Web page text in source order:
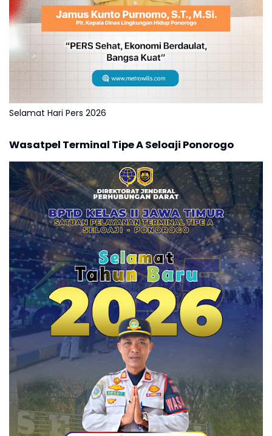
Selamat Hari Pers 2026
Wasatpel Terminal Tipe A Seloaji Ponorogo